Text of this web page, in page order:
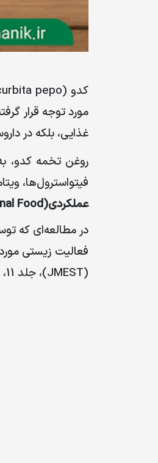
کنترل کیفیت محصولات
شناسنامه گیاهان
فرصت درآمدزایی ما
برنامه های تشویقی ما
کدو pepo)
مورد توجه قرار
غذایی، بلکه در
روغن تخمه کدو،
فیتواسترول‌ها،
عملکردیFood)
در مطالعه‌ای که
فعالیت زیستی
(JMEST)، جلد 11